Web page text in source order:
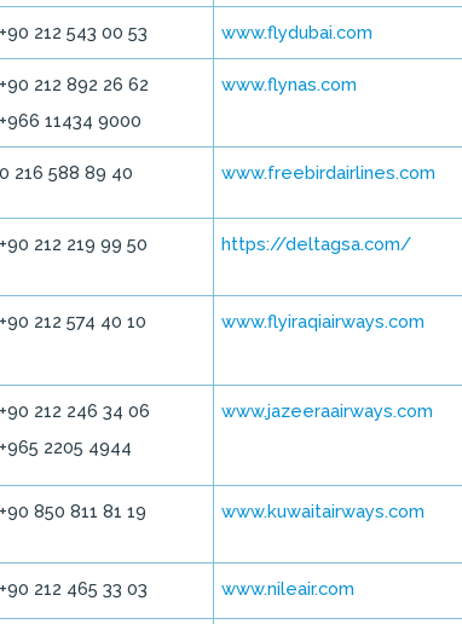
+90 212 543 00 53 www.flydubai.com
+90 212 892 26 62
+966 11434 9000
www.flynas.com
0 216 588 89 40 www.freebirdairlines.com
+90 212 219 99 50 https://deltagsa.com/
+90 212 574 40 10 www.flyiraqiairways.com
+90 212 246 34 06
+965 2205 4944
www.jazeeraairways.com
+90 850 811 81 19 www.kuwaitairways.com
+90 212 465 33 03 www.nileair.com